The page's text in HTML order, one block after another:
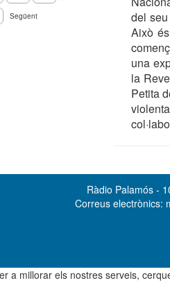
del
Això
una
la
Petita
Següent
Ràdio Palamós -
Correus electrònics:
a millorar els nostres serveis,